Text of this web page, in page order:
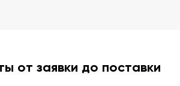
от заявки до поставки